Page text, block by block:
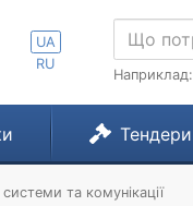
UA
RU
Наприклад:
Тендери
системи та комунікації